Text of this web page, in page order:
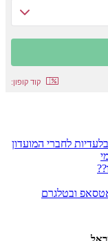
קוד קופון:
לחברי המועדון
ובטלגרם